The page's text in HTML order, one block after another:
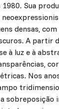
Sua
densas, com
A partir
à luz e à
Nos
sobreposição